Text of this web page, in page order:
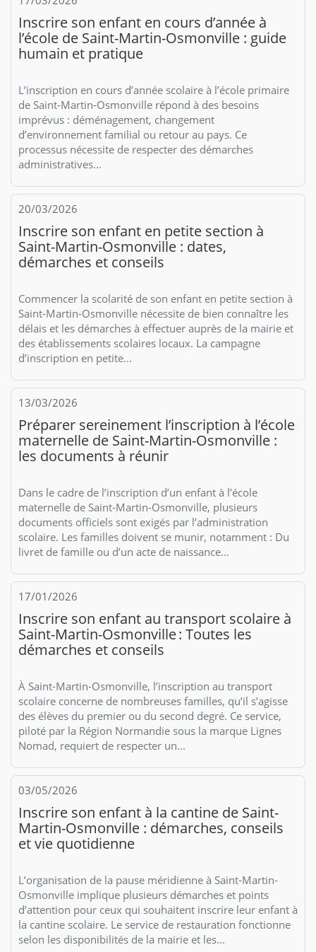
Inscrire son enfant en cours d’année à
l’école de Saint-Martin-Osmonville : guide
humain et pratique
L’inscription en cours d’année scolaire à l’école primaire
de Saint-Martin-Osmonville répond à des besoins
imprévus : déménagement, changement
d’environnement familial ou retour au pays. Ce
processus nécessite de respecter des démarches
administratives...
20/03/2026
Inscrire son enfant en petite section à
Saint-Martin-Osmonville : dates,
démarches et conseils
Commencer la scolarité de son enfant en petite section à
Saint-Martin-Osmonville nécessite de bien connaître les
délais et les démarches à effectuer auprès de la mairie et
des établissements scolaires locaux. La campagne
d’inscription en petite...
13/03/2026
Préparer sereinement l’inscription à l’école
maternelle de Saint-Martin-Osmonville :
les documents à réunir
Dans le cadre de l’inscription d’un enfant à l’école
maternelle de Saint-Martin-Osmonville, plusieurs
documents officiels sont exigés par l’administration
scolaire. Les familles doivent se munir, notamment : Du
livret de famille ou d’un acte de naissance...
17/01/2026
Inscrire son enfant au transport scolaire à
Saint-Martin-Osmonville : Toutes les
démarches et conseils
À Saint-Martin-Osmonville, l’inscription au transport
scolaire concerne de nombreuses familles, qu’il s’agisse
des élèves du premier ou du second degré. Ce service,
piloté par la Région Normandie sous la marque Lignes
Nomad, requiert de respecter un...
03/05/2026
Inscrire son enfant à la cantine de Saint-
Martin-Osmonville : démarches, conseils
et vie quotidienne
L’organisation de la pause méridienne à Saint-Martin-
Osmonville implique plusieurs démarches et points
d’attention pour ceux qui souhaitent inscrire leur enfant à
la cantine scolaire. Le service de restauration fonctionne
selon les disponibilités de la mairie et les...